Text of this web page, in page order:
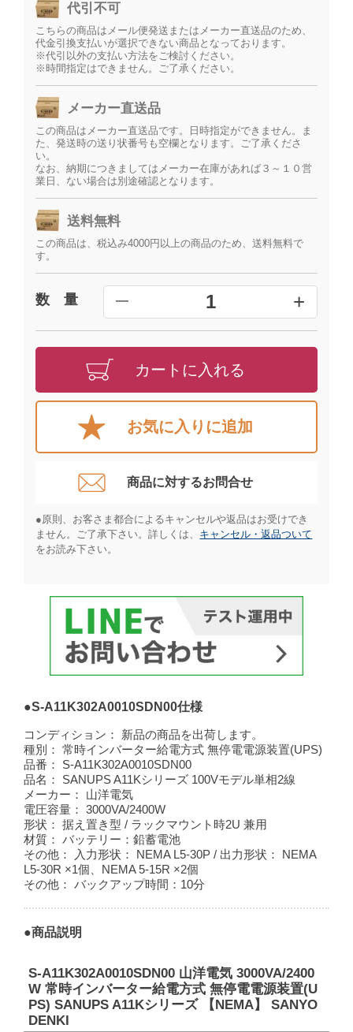
代引不可
こちらの商品はメール便発送またはメーカー直送品のため、
代金引換支払いが選択できない商品となっております。
※代引以外の支払い方法をご検討ください。
※時間指定はできません。ご了承ください。
メーカー直送品
この商品はメーカー直送品です。日時指定ができません。ま
た、発送時の送り状番号も空欄となります。ご了承くださ
い。
なお、納期につきましてはメーカー在庫があれば３～１０営
業日、ない場合は別途確認となります。
送料無料
この商品は、税込み4000円以上の商品のため、送料無料で
す。
数 量 ━ 1 +
カートに入れる
お気に入りに追加
商品に対するお問合せ​
●原則、お客さま都合によるキャンセルや返品はお受けでき
ません。ご了承下さい。詳しくは、 キャンセル・返品ついて
をお読み下さい。​
●S-A11K302A0010SDN00仕様
コンディション：
新品の商品を出荷します。
種別：
常時インバーター給電方式 無停電電源装置(UPS)
品番：
S-A11K302A0010SDN00
品名：
SANUPS A11Kシリーズ 100Vモデル単相2線
メーカー：
山洋電気
電圧容量：
3000VA/2400W
形状：
据え置き型 / ラックマウント時2U 兼用
材質：
バッテリー：鉛蓄電池
その他：
入力形状： NEMA L5-30P / 出力形状： NEMA
L5-30R ×1個、NEMA 5-15R ×2個
その他：
バックアップ時間：10分
●商品説明
S-A11K302A0010SDN00 山洋電気 3000VA/2400
W 常時インバーター給電方式 無停電電源装置(U
PS) SANUPS A11Kシリーズ 【NEMA】 SANYO
DENKI